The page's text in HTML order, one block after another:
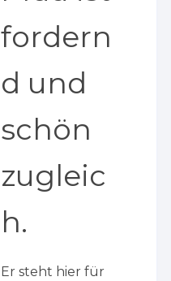
fordern
d und
schön
zugleic
h.
Er steht hier für